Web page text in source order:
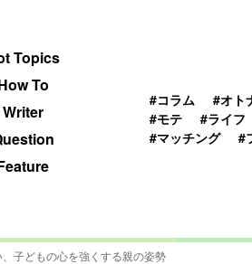
Topics
To
Writer
#コラム #オト
#モテ
#ライフ
#マッチング
#
子どもの心を強くする親の姿勢